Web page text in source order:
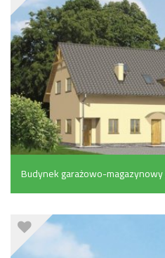
Budynek garażowo-
mieszkalnym (287.6 m²)